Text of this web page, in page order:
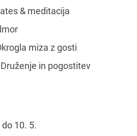
& meditacija
miza z gosti
in pogostitev
10. 5.